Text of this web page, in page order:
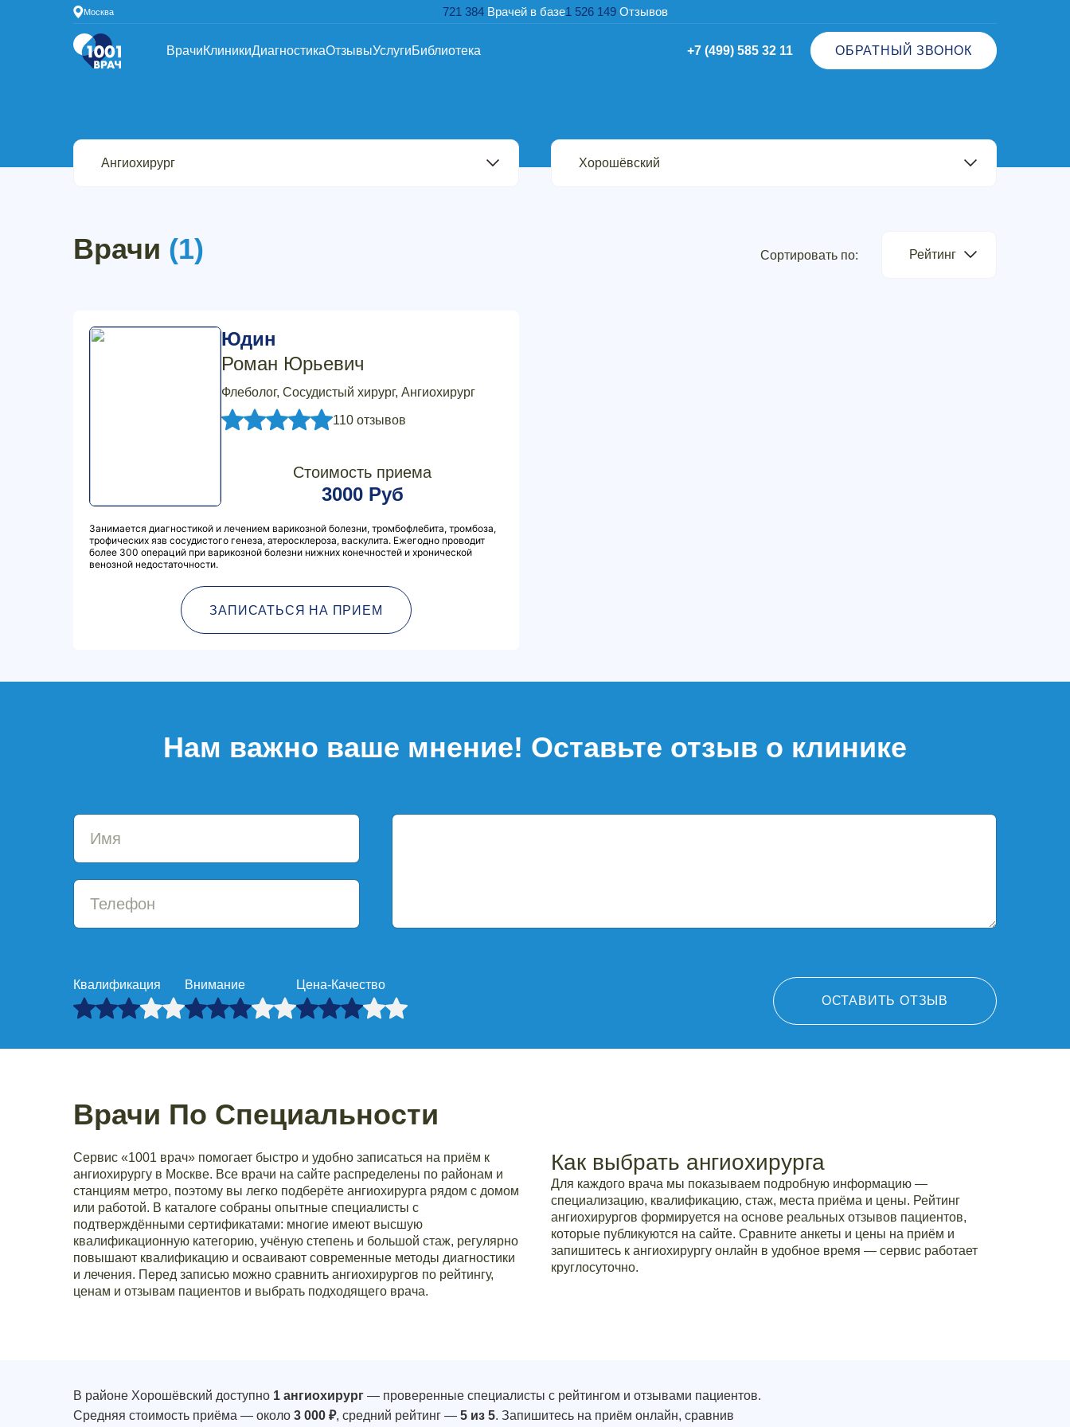
Москва 721 384 Врачей в базе1 526 149 Отзывов
ВрачиКлиникиДиагностикаОтзывыУслугиБиблиотека +7 (499) 585 32 11 ОБРАТНЫЙ ЗВОНОК
Врачи (1) Сортировать по: Рейтинг
Юдин
Роман Юрьевич
Флеболог, Сосудистый хирург, Ангиохирург
110 отзывов
Стоимость приема
3000 Руб
Занимается диагностикой и лечением варикозной болезни, тромбофлебита, тромбоза,
трофических язв сосудистого генеза, атеросклероза, васкулита. Ежегодно проводит
более 300 операций при варикозной болезни нижних конечностей и хронической
венозной недостаточности.
ЗАПИСАТЬСЯ НА ПРИЕМ
Нам важно ваше мнение! Оставьте отзыв о клинике
Квалификация Внимание
Цена-Качество
ОСТАВИТЬ ОТЗЫВ
Врачи По Специальности
Сервис «1001 врач» помогает быстро и удобно записаться на приём к
ангиохирургу в Москве. Все врачи на сайте распределены по районам и
станциям метро, поэтому вы легко подберёте ангиохирурга рядом с домом
или работой. В каталоге собраны опытные специалисты с
подтверждёнными сертификатами: многие имеют высшую
квалификационную категорию, учёную степень и большой стаж, регулярно
повышают квалификацию и осваивают современные методы диагностики
и лечения. Перед записью можно сравнить ангиохирургов по рейтингу,
ценам и отзывам пациентов и выбрать подходящего врача.
Как выбрать ангиохирурга
Для каждого врача мы показываем подробную информацию —
специализацию, квалификацию, стаж, места приёма и цены. Рейтинг
ангиохирургов формируется на основе реальных отзывов пациентов,
которые публикуются на сайте. Сравните анкеты и цены на приём и
запишитесь к ангиохирургу онлайн в удобное время — сервис работает
круглосуточно.
В районе Хорошёвский доступно 1 ангиохирург — проверенные специалисты с рейтингом и отзывами пациентов.
Средняя стоимость приёма — около 3 000 ₽, средний рейтинг — 5 из 5. Запишитесь на приём онлайн, сравнив